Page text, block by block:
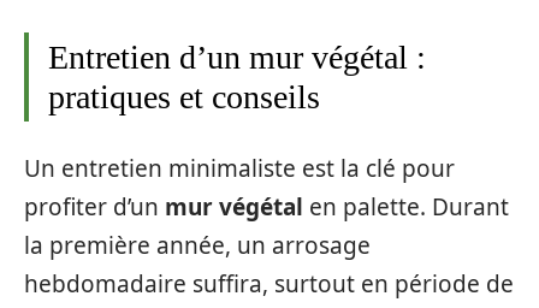
Entretien d’un mur végétal :
pratiques et conseils
Un entretien minimaliste est la clé pour
profiter d’un mur végétal en palette. Durant
la première année, un arrosage
hebdomadaire suffira, surtout en période de